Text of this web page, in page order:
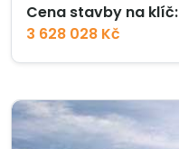
Cena stavby na klíč:
3 628 028 Kč